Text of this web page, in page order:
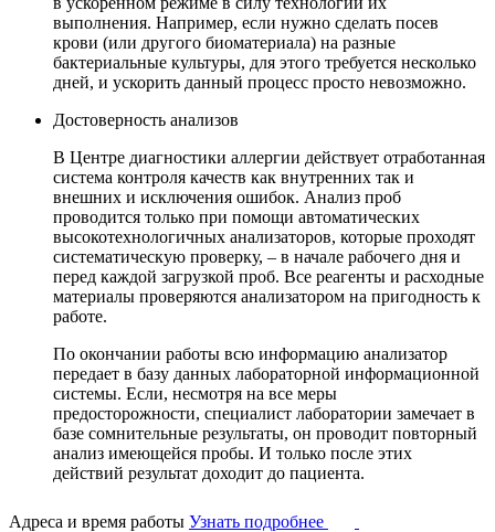
выполнения. Например, если нужно сделать посев
крови (или другого биоматериала) на разные
бактериальные культуры, для этого требуется несколько
дней, и ускорить данный процесс просто невозможно.
Достоверность анализов
В Центре диагностики аллергии действует отработанная
система контроля качеств как внутренних так и
внешних и исключения ошибок. Анализ проб
проводится только при помощи автоматических
высокотехнологичных анализаторов, которые проходят
систематическую проверку, – в начале рабочего дня и
перед каждой загрузкой проб. Все реагенты и расходные
материалы проверяются анализатором на пригодность к
работе.
По окончании работы всю информацию анализатор
передает в базу данных лабораторной информационной
системы. Если, несмотря на все меры
предосторожности, специалист лаборатории замечает в
базе сомнительные результаты, он проводит повторный
анализ имеющейся пробы. И только после этих
действий результат доходит до пациента.
Адреса и время работы Узнать подробнее